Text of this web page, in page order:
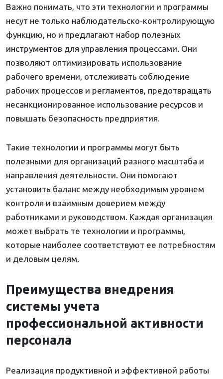
Важно понимать, что эти технологии и программы
несут не только наблюдательско-контролирующую
функцию, но и предлагают набор полезных
инструментов для управления процессами. Они
позволяют оптимизировать использование
рабочего времени, отслеживать соблюдение
рабочих процессов и регламентов, предотвращать
несанкционированное использование ресурсов и
повышать безопасность предприятия.
Такие технологии и программы могут быть
полезными для организаций разного масштаба и
направления деятельности. Они помогают
установить баланс между необходимым уровнем
контроля и взаимным доверием между
работниками и руководством. Каждая организация
может выбрать те технологии и программы,
которые наиболее соответствуют ее потребностям
и деловым целям.
Преимущества внедрения
системы учета
профессиональной активности
персонала
Реализация продуктивной и эффективной работы